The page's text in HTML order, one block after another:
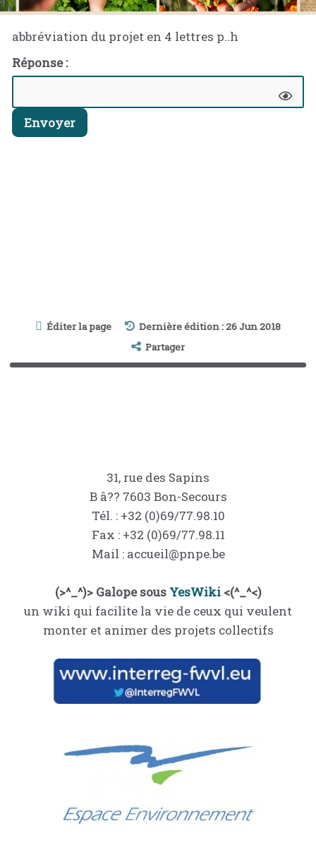
abbréviation du projet en 4 lettres p..h
Réponse :
Envoyer
Éditer la page
Dernière édition : 26 Jun 2018
Partager
31, rue des Sapins
B â?? 7603 Bon-Secours
Tél. : +32 (0)69/77.98.10
Fax : +32 (0)69/77.98.11
Mail : accueil@pnpe.be
(>^_^)> Galope sous YesWiki<(^_^<)
un wiki qui facilite la vie de ceux qui veulent
monter et animer des projets collectifs